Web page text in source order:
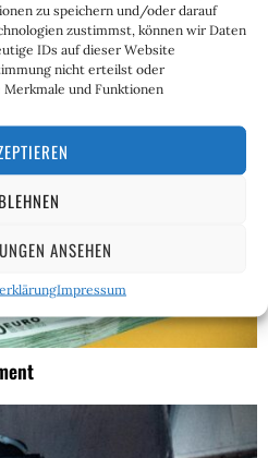
zu speichern und/oder darauf
zustimmst, können wir Daten
IDs auf dieser Website
nicht erteilst oder
und Funktionen
ANSEHEN
Impressum